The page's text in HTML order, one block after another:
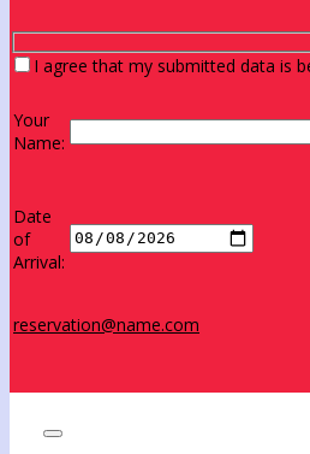
I agree that my submitted data is
Your
Name:
Date
of
Arrival:
reservation@name.com